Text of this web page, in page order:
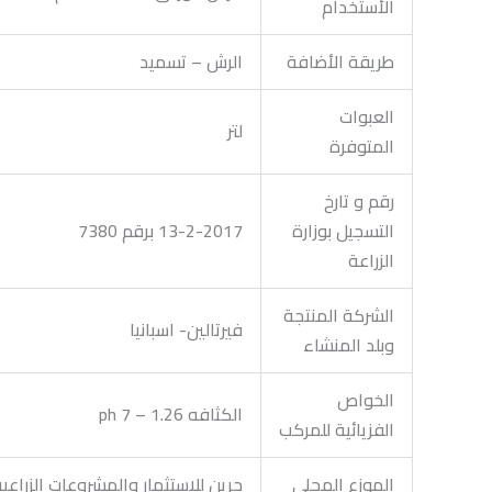
الأستخدام
طريقة الأضافة
الرش – تسميد
العبوات
المتوفرة
لتر
رقم و تارخ
التسجيل بوزارة
الزراعة
13-2-2017 برقم 7380
الشركة المنتجة
وبلد المنشاء
فيرتالين- اسبانيا
الخواص
الفزيائية للمركب
الكثافه 1.26 – ph 7
الموزع المحلي جرين للاستثمار والمشروعات